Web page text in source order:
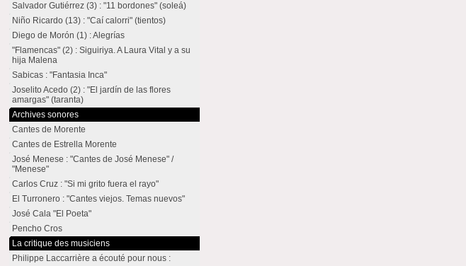
Salvador Gutiérrez (3) : "11 bordones" (soleá)
Niño Ricardo (13) : "Caí calorri" (tientos)
Diego de Morón (1) : Alegrías
"Flamencas" (2) : Siguiriya. A Laura Vital y a su
hija Malena
Sabicas : "Fantasia Inca"
Joselito Acedo (2) : "El jardín de las flores
amargas" (taranta)
Archives sonores
Cantes de Morente
Cantes de Estrella Morente
José Menese : "Cantes de José Menese" /
"Menese"
Carlos Cruz : "Si mi grito fuera el rayo"
El Turronero : "Cantes viejos. Temas nuevos"
José Cala "El Poeta"
Pencho Cros
La critique des musiciens
Philippe Laccarrière a écouté pour nous :